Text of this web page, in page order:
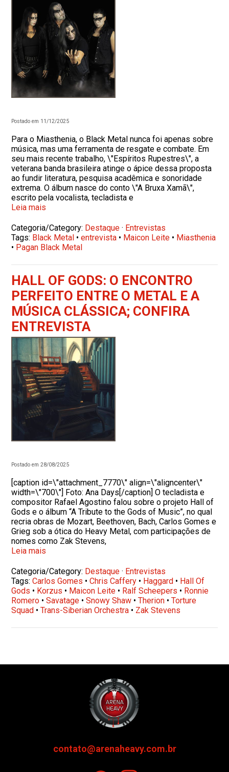
Postado em 11/12/2025
Para o Miasthenia, o Black Metal nunca foi apenas sobre
música, mas uma ferramenta de resgate e combate. Em
seu mais recente trabalho, \"Espíritos Rupestres\", a
veterana banda brasileira atinge o ápice dessa proposta
ao fundir literatura, pesquisa acadêmica e sonoridade
extrema. O álbum nasce do conto \"A Bruxa Xamã\",
escrito pela vocalista, tecladista e
Leia mais
Categoria/Category: Destaque · Entrevistas
Tags: Black Metal •entrevista • Maicon Leite • Miasthenia
• Pagan Black Metal
HALL OF GODS: O ENCONTRO
PERFEITO ENTRE O METAL E A
MÚSICA CLÁSSICA; CONFIRA
ENTREVISTA
Postado em 28/08/2025
[caption id=\"attachment_7770\" align=\"aligncenter\"
width=\"700\"] Foto: Ana Days[/caption] O tecladista e
compositor Rafael Agostino falou sobre o projeto Hall of
Gods e o álbum “A Tribute to the Gods of Music”, no qual
recria obras de Mozart, Beethoven, Bach, Carlos Gomes e
Grieg sob a ótica do Heavy Metal, com participações de
nomes como Zak Stevens,
Leia mais
Categoria/Category: Destaque · Entrevistas
Tags:Carlos Gomes •Chris Caffery • Haggard • Hall Of
Gods • Korzus • Maicon Leite • Ralf Scheepers • Ronnie
Romero •Savatage •Snowy Shaw •Therion •Torture
Squad •Trans-Siberian Orchestra • Zak Stevens
contato@arenaheavy.com.br